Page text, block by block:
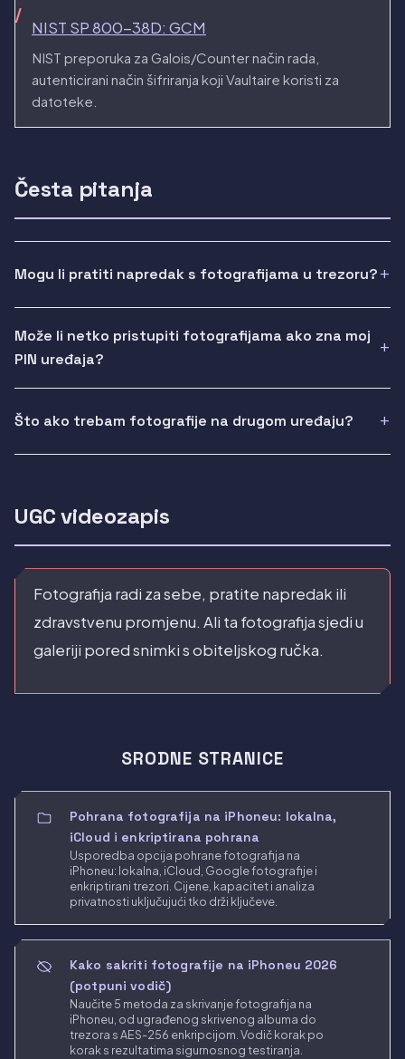
NIST SP 800-38D: GCM
NIST preporuka za Galois/Counter način rada,
autenticirani način šifriranja koji Vaultaire koristi za
datoteke.
Česta pitanja
Mogu li pratiti napredak s fotografijama u trezoru?
Može li netko pristupiti fotografijama ako zna moj
PIN uređaja?
Što ako trebam fotografije na drugom uređaju?
UGC videozapis
Fotografija radi za sebe, pratite napredak ili
zdravstvenu promjenu. Ali ta fotografija sjedi u
galeriji pored snimki s obiteljskog ručka.
SRODNE STRANICE
Pohrana fotografija na iPhoneu: lokalna,
iCloud i enkriptirana pohrana
Usporedba opcija pohrane fotografija na
iPhoneu: lokalna, iCloud, Google fotografije i
enkriptirani trezori. Cijene, kapacitet i analiza
privatnosti uključujući tko drži ključeve.
Kako sakriti fotografije na iPhoneu 2026
(potpuni vodič)
Naučite 5 metoda za skrivanje fotografija na
iPhoneu, od ugrađenog skrivenog albuma do
trezora s AES-256 enkripcijom. Vodič korak po
korak s rezultatima sigurnosnog testiranja.